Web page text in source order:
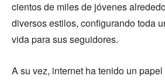
cientos de miles de jóvenes
diversos estilos, configurando toda
vida para sus seguidores.
A su vez, internet ha tenido un